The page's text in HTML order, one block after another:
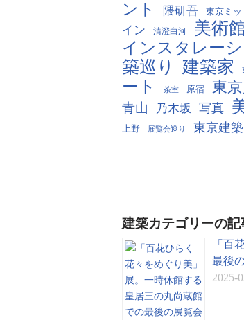
ント
隈研吾 東京ミッ
イン
清澄白河 美術
インスタレー
築巡り
建築家
ート
茶室 原宿 東
青山 乃木坂 写真
上野 展覧会巡り 東京建築
建築カテゴリーの記
「百
最後
2025-